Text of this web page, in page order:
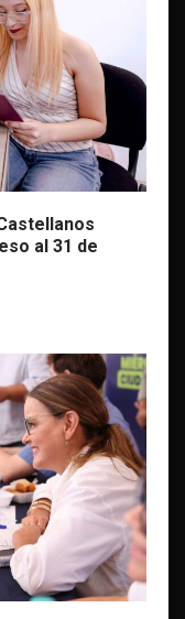
al 31 de